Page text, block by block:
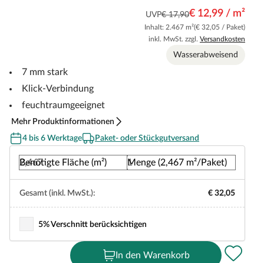
UVP€ 17,90€ 12,99 / m²
Inhalt: 2.467 m²(€ 32,05 / Paket)
inkl. MwSt. zzgl. Versandkosten
Wasserabweisend
7 mm stark
Klick-Verbindung
feuchtraumgeeignet
Mehr Produktinformationen
4 bis 6 Werktage
Paket- oder Stückgutversand
Benötigte Fläche (m²) Menge (2,467 m²/Paket)
Gesamt (inkl. MwSt.): € 32,05
5% Verschnitt berücksichtigen
In den Warenkorb